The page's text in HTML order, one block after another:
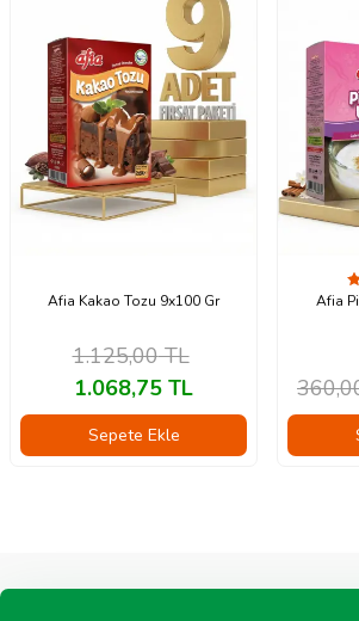
Afia Kakao Tozu 9x100 Gr
1.125,00TL
1.068,75 TL
Sepete Ekle
Afia